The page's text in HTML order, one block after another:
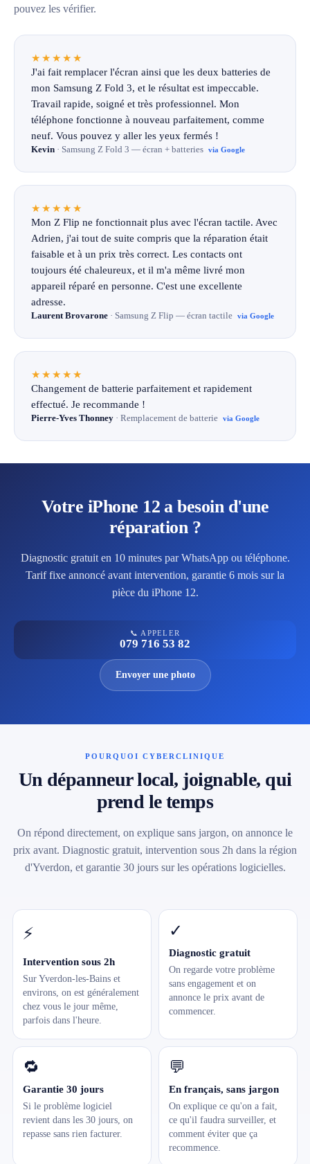
pouvez les vérifier.
★★★★★
J'ai fait remplacer l'écran ainsi que les deux batteries de
mon Samsung Z Fold 3, et le résultat est impeccable.
Travail rapide, soigné et très professionnel. Mon
téléphone fonctionne à nouveau parfaitement, comme
neuf. Vous pouvez y aller les yeux fermés !
Kevin · Samsung Z Fold 3 — écran + batteries via Google
★★★★★
Mon Z Flip ne fonctionnait plus avec l'écran tactile. Avec
Adrien, j'ai tout de suite compris que la réparation était
faisable et à un prix très correct. Les contacts ont
toujours été chaleureux, et il m'a même livré mon
appareil réparé en personne. C'est une excellente
adresse.
Laurent Brovarone · Samsung Z Flip — écran tactile via Google
★★★★★
Changement de batterie parfaitement et rapidement
effectué. Je recommande !
Pierre-Yves Thonney · Remplacement de batterie via Google
Votre iPhone 12 a besoin d'une
réparation ?
Diagnostic gratuit en 10 minutes par WhatsApp ou téléphone.
Tarif fixe annoncé avant intervention, garantie 6 mois sur la
pièce du iPhone 12.
📞 APPELER
079 716 53 82
Envoyer une photo
POURQUOI CYBERCLINIQUE
Un dépanneur local, joignable, qui
prend le temps
On répond directement, on explique sans jargon, on annonce le
prix avant. Diagnostic gratuit, intervention sous 2h dans la région
d'Yverdon, et garantie 30 jours sur les opérations logicielles.
⚡
Intervention sous 2h
Sur Yverdon-les-Bains et
environs, on est généralement
chez vous le jour même,
parfois dans l'heure.
✓
Diagnostic gratuit
On regarde votre problème
sans engagement et on
annonce le prix avant de
commencer.
🔁
Garantie 30 jours
Si le problème logiciel
revient dans les 30 jours, on
repasse sans rien facturer.
💬
En français, sans jargon
On explique ce qu'on a fait,
ce qu'il faudra surveiller, et
comment éviter que ça
recommence.